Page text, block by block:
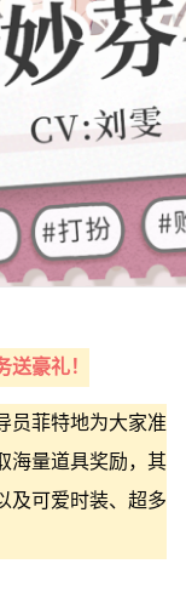
送豪礼！
员菲特地为大家准
海量道具奖励，其
及可爱时装、超多